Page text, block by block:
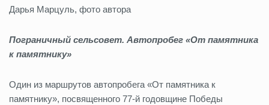
Дарья Марцуль, фото автора
Пограничный сельсовет. Автопробег «От памятника
к памятнику»
Один из маршрутов автопробега «От памятника к
памятнику», посвященного 77-й годовщине Победы